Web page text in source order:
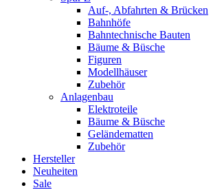
Auf-, Abfahrten & Brücken
Bahnhöfe
Bahntechnische Bauten
Bäume & Büsche
Figuren
Modellhäuser
Zubehör
Anlagenbau
Elektroteile
Bäume & Büsche
Geländematten
Zubehör
Hersteller
Neuheiten
Sale